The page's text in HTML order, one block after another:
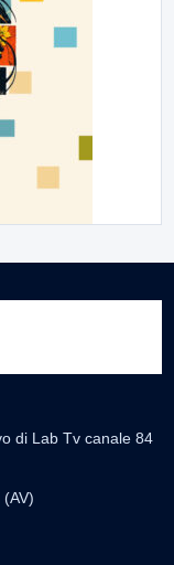
di Lab Tv canale 84